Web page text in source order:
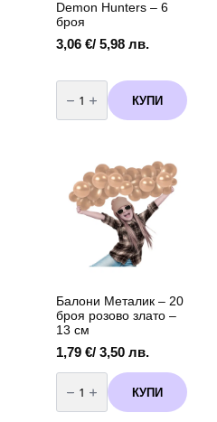
Demon Hunters – 6
броя
3,06 €/ 5,98 лв.
количество
за
Парти
топери
Hunters
броя
КУПИ
Балони Металик – 20
броя розово злато –
13 см
1,79 €/ 3,50 лв.
количество
за
Балони
Металик
КУПИ